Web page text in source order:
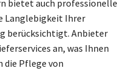
bietet auch professionelle
Langlebigkeit Ihrer
berücksichtigt. Anbieter
an, was Ihnen
die Pflege von